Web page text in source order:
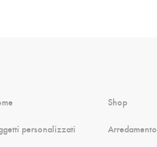
personalizzati
Shop
Arredamento